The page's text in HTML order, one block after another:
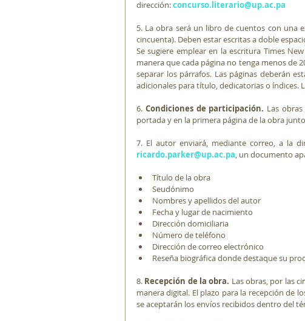
dirección: concurso.literario@up.ac.pa
5. La obra será un libro de cuentos con una
cincuenta). Deben estar escritas a doble
Se sugiere emplear en la escritura Times
manera que cada página no tenga menos de
separar los párrafos. Las páginas deberán
adicionales para título, dedicatorias o índices.
6. Condiciones de participación. Las
portada y en la primera página de la obra
ricardo.parker@up.ac.pa, un documento
Título de la obra
Seudónimo
Nombres y apellidos del autor
Fecha y lugar de nacimiento
Dirección domiciliaria
Número de teléfono
Dirección de correo electrónico
Reseña biográfica donde destaque su
8. Recepción de la obra. Las obras, por las
manera digital. El plazo para la recepción de
se aceptarán los envíos recibidos dentro del